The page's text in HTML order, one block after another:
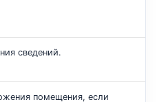
сведений.
помещения, если